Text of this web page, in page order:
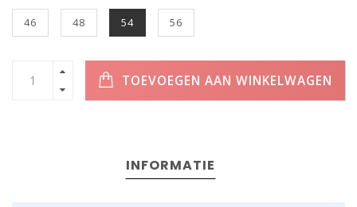
46 48 54 56
TOEVOEGEN AAN WINKELWAGEN
INFORMATIE